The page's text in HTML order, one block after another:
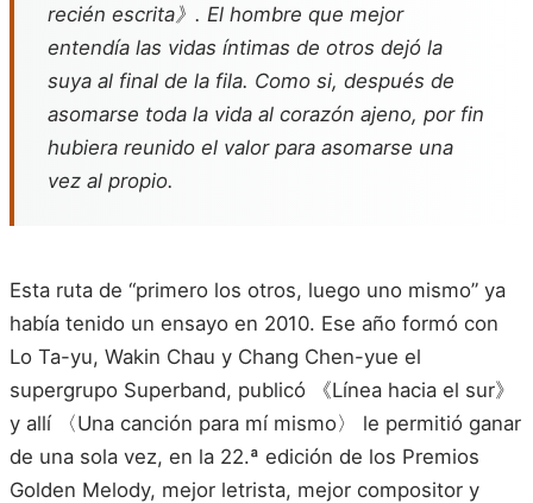
recién escrita》. El hombre que mejor
entendía las vidas íntimas de otros dejó la
suya al final de la fila. Como si, después de
asomarse toda la vida al corazón ajeno, por fin
hubiera reunido el valor para asomarse una
vez al propio.
Esta ruta de “primero los otros, luego uno mismo” ya
había tenido un ensayo en 2010. Ese año formó con
Lo Ta-yu, Wakin Chau y Chang Chen-yue el
supergrupo Superband, publicó 《Línea hacia el sur》
y allí 〈Una canción para mí mismo〉 le permitió ganar
de una sola vez, en la 22.ª edición de los Premios
Golden Melody, mejor letrista, mejor compositor y